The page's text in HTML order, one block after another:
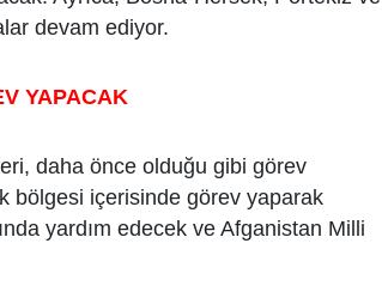
devam ediyor.
YAPACAK
daha önce olduğu gibi görev
bölgesi içerisinde görev yaparak
yardım edecek ve Afganistan Milli